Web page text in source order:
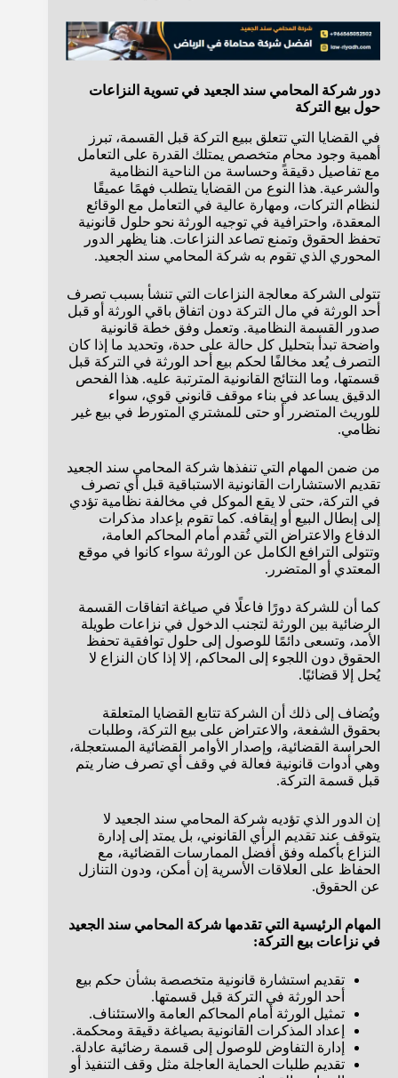
دور شركة المحامي سند الجعيد في تسوية النزاعات
حول بيع التركة
في القضايا التي تتعلق ببيع التركة قبل القسمة، تبرز
أهمية وجود محامٍ متخصص يمتلك القدرة على التعامل
مع تفاصيل دقيقة وحساسة من الناحية النظامية
والشرعية. هذا النوع من القضايا يتطلب فهمًا عميقًا
لنظام التركات، ومهارة عالية في التعامل مع الوقائع
المعقدة، واحترافية في توجيه الورثة نحو حلول قانونية
تحفظ الحقوق وتمنع تصاعد النزاعات. هنا يظهر الدور
المحوري الذي تقوم به شركة المحامي سند الجعيد.
تتولى الشركة معالجة النزاعات التي تنشأ بسبب تصرف
أحد الورثة في مال التركة دون اتفاق باقي الورثة أو قبل
صدور القسمة النظامية. وتعمل وفق خطة قانونية
واضحة تبدأ بتحليل كل حالة على حدة، وتحديد ما إذا كان
التصرف يُعد مخالفًا لحكم بيع أحد الورثة في التركة قبل
قسمتها، وما النتائج القانونية المترتبة عليه. هذا الفحص
الدقيق يساعد في بناء موقف قانوني قوي، سواء
للوريث المتضرر أو حتى للمشتري المتورط في بيع غير
نظامي.
من ضمن المهام التي تنفذها شركة المحامي سند الجعيد
تقديم الاستشارات القانونية الاستباقية قبل أي تصرف
في التركة، حتى لا يقع الموكل في مخالفة نظامية تؤدي
إلى إبطال البيع أو إيقافه. كما تقوم بإعداد مذكرات
الدفاع والاعتراض التي تُقدم أمام المحاكم العامة،
وتتولى الترافع الكامل عن الورثة سواء كانوا في موقع
المعتدي أو المتضرر.
كما أن للشركة دورًا فاعلًا في صياغة اتفاقات القسمة
الرضائية بين الورثة لتجنب الدخول في نزاعات طويلة
الأمد، وتسعى دائمًا للوصول إلى حلول توافقية تحفظ
الحقوق دون اللجوء إلى المحاكم، إلا إذا كان النزاع لا
يُحل إلا قضائيًا.
ويُضاف إلى ذلك أن الشركة تتابع القضايا المتعلقة
بحقوق الشفعة، والاعتراض على بيع التركة، وطلبات
الحراسة القضائية، وإصدار الأوامر القضائية المستعجلة،
وهي أدوات قانونية فعالة في وقف أي تصرف ضار يتم
قبل قسمة التركة.
إن الدور الذي تؤديه شركة المحامي سند الجعيد لا
يتوقف عند تقديم الرأي القانوني، بل يمتد إلى إدارة
النزاع بأكمله وفق أفضل الممارسات القضائية، مع
الحفاظ على العلاقات الأسرية إن أمكن، ودون التنازل
عن الحقوق.
المهام الرئيسية التي تقدمها شركة المحامي سند الجعيد
في نزاعات بيع التركة:
تقديم استشارة قانونية متخصصة بشأن حكم بيع
أحد الورثة في التركة قبل قسمتها.
تمثيل الورثة أمام المحاكم العامة والاستئناف.
إعداد المذكرات القانونية بصياغة دقيقة ومحكمة.
إدارة التفاوض للوصول إلى قسمة رضائية عادلة.
تقديم طلبات الحماية العاجلة مثل وقف التنفيذ أو